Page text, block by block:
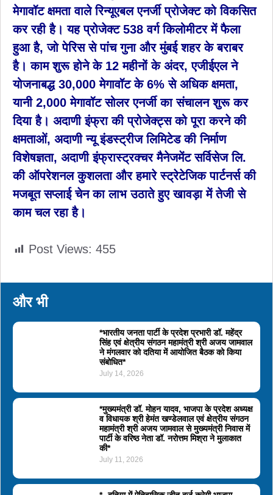
मेगावॉट क्षमता वाले रिन्यूएबल एनर्जी प्रोजेक्ट को विकसित
कर रही है। यह प्रोजेक्ट 538 वर्ग किलोमीटर में फैला
हुआ है, जो पेरिस से पांच गुना और मुंबई शहर के बराबर
है। काम शुरू होने के 12 महीनों के अंदर, एजीईएल ने
योजनाबद्ध 30,000 मेगावॉट के 6% से अधिक क्षमता,
यानी 2,000 मेगावॉट सोलर एनर्जी का संचालन शुरू कर
दिया है। अदाणी इंफ्रा की प्रोजेक्ट्स को पूरा करने की
क्षमताओं, अदाणी न्यू इंडस्ट्रीज लिमिटेड की निर्माण
विशेषज्ञता, अदाणी इंफ्रास्ट्रक्चर मैनेजमेंट सर्विसेज लि.
की ऑपरेशनल कुशलता और हमारे स्ट्रेटेजिक पार्टनर्स की
मजबूत सप्लाई चेन का लाभ उठाते हुए खावड़ा में तेजी से
काम चल रहा है।
Post Views: 455
और भी
*भारतीय जनता पार्टी के प्रदेश प्रभारी डॉ. महेंद्र
सिंह एवं क्षेत्रीय संगठन महामंत्री श्री अजय जामवाल
ने मंगलवार को दतिया में आयोजित बैठक को किया
संबोधित*
July 14, 2026
*मुख्यमंत्री डॉ. मोहन यादव, भाजपा के प्रदेश अध्यक्ष
व विधायक श्री हेमंत खण्डेलवाल एवं क्षेत्रीय संगठन
महामंत्री श्री अजय जामवाल से मुख्यमंत्री निवास में
पार्टी के वरिष्ठ नेता डॉ. नरोत्तम मिश्रा ने मुलाकात
की*
July 11, 2026